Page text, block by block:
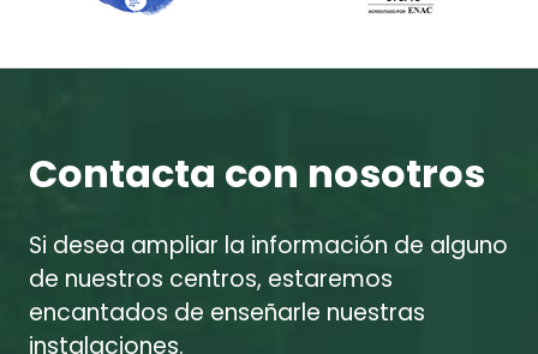
Contacta con nosotros
Si desea ampliar la información de alguno
de nuestros centros, estaremos
encantados de enseñarle nuestras
instalaciones.